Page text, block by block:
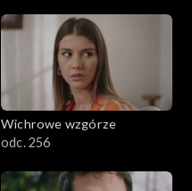
Wichrowe wzgórze
odc. 256